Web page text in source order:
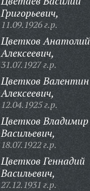
Григорьевич,
11.09.1926 г.р.
Цветков Анатолий
Алексеевич,
31.07.1927 г.р.
Цветков Валентин
Алексеевич,
12.04.1925 г.р.
Цветков Владимир
Васильевич,
18.07.1922 г.р.
Цветков Геннадий
Васильевич,
27.12.1931 г.р.